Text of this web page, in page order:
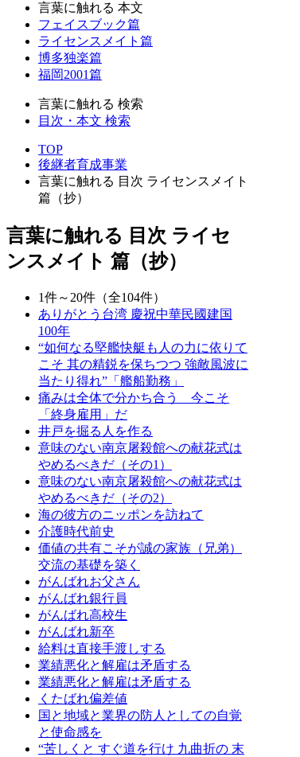
言葉に触れる 本文
フェイスブック篇
ライセンスメイト篇
博多独楽篇
福岡2001篇
言葉に触れる 検索
目次・本文 検索
TOP
後継者育成事業
言葉に触れる 目次 ライセンスメイト
篇（抄）
言葉に触れる 目次 ライセ
ンスメイト 篇（抄）
1件～20件（全104件）
ありがとう台湾 慶祝中華民國建国
100年
“如何なる堅艦快艇も人の力に依りて
こそ 其の精鋭を保ちつつ 強敵風波に
当たり得れ”「艦船勤務」
痛みは全体で分かち合う 今こそ
「終身雇用」だ
井戸を掘る人を作る
意味のない南京屠殺館への献花式は
やめるべきだ（その1）
意味のない南京屠殺館への献花式は
やめるべきだ（その2）
海の彼方のニッポンを訪ねて
介護時代前史
価値の共有こそが誠の家族（兄弟）
交流の基礎を築く
がんばれお父さん
がんばれ銀行員
がんばれ高校生
がんばれ新卒
給料は直接手渡しする
業績悪化と解雇は矛盾する
業績悪化と解雇は矛盾する
くたばれ偏差値
国と地域と業界の防人としての自覚
と使命感を
“苦しくと すぐ道を行け 九曲折の 末